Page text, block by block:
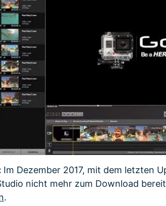
Im Dezember 2017, mit dem letzten
nicht mehr zum Download
.